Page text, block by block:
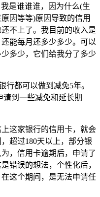
是谁谁谁，因为什么(生
因等等)原因导致的信用
不上了。我目前的收入是
能每月还多少多少。可以
多少，它们给我分了多少
行都可以做到减免5年。
到一些减免和延长期
这家银行的信用卡，就会
超过180天以上，部分银
，信用卡逾期后，申请了
错误的想法，个性化后，
这个期间，是无法申请任